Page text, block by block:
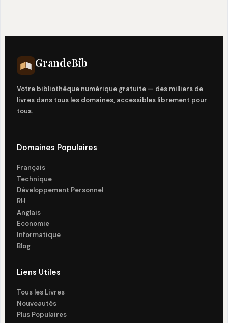
GrandeBib
Votre bibliothèque numérique gratuite — des milliers de
livres dans tous les domaines, accessibles librement pour
tous.
Domaines Populaires
Français
Technique
Développement Personnel
RH
Anglais
Economie
Informatique
Blog
Liens Utiles
Tous les Livres
Nouveautés
Plus Populaires